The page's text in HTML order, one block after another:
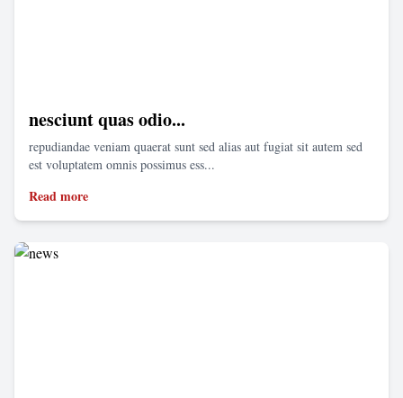
nesciunt quas odio...
repudiandae veniam quaerat sunt sed alias aut fugiat sit autem sed
est voluptatem omnis possimus ess...
Read more